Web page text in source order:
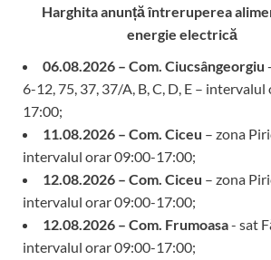
Harghitaanunță întreruperea
energie electrică
06.08.2026 – Com. Ciucsângeorgiu
6-12, 75, 37, 37/A, B, C, D, E –
17:00;
11.08.2026 – Com. Ciceu – zona
intervalul orar 09:00-17:00;
12.08.2026 – Com. Ciceu – zona
intervalul orar 09:00-17:00;
12.08.2026 – Com. Frumoasa- sat
intervalul orar 09:00-17:00;